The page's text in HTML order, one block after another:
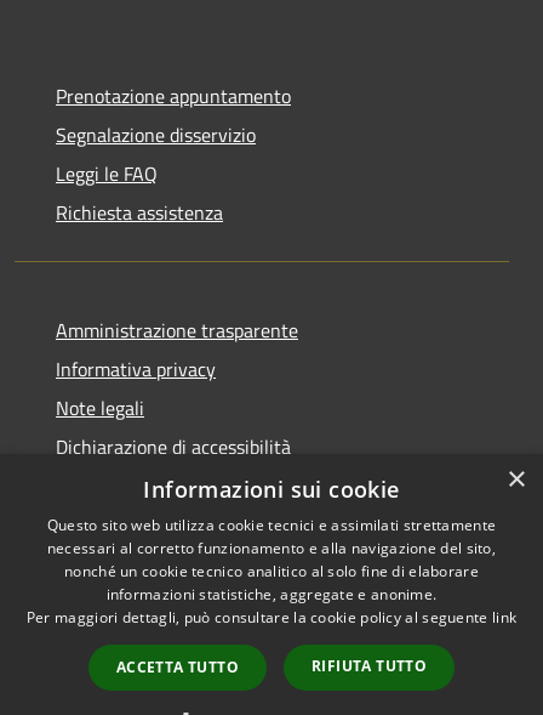
Prenotazione appuntamento
Segnalazione disservizio
Leggi le FAQ
Richiesta assistenza
Amministrazione trasparente
Informativa privacy
Note legali
Dichiarazione di accessibilità
Accessibilità
Privacy
Mappa del sito
Copyright © 2026 • Comune di
San Giorgio di Lomellina •
Powered byMunicipium •
Accesso redazione
×
Informazioni sui cookie
Questo sito web utilizza cookie tecnici e assimilati strettamente
necessari al corretto funzionamento e alla navigazione del sito,
nonché un cookie tecnico analitico al solo fine di elaborare
informazioni statistiche, aggregate e anonime.
Per maggiori dettagli, può consultare la cookie policy al seguente link
ACCETTA TUTTO RIFIUTA TUTTO